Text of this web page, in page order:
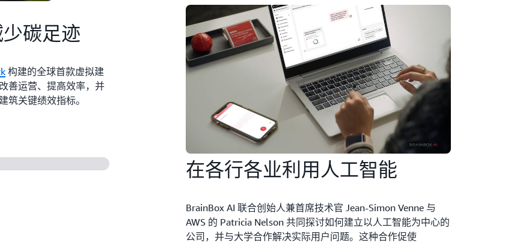
碳足迹
构建的全球首款虚拟建
善运营、提高效率，并
筑关键绩效指标。
在各行各业利用人工智能
BrainBox AI 联合创始人兼首席技术官 Jean-Simon Venne 与
AWS 的 Patricia Nelson 共同探讨如何建立以人工智能为中心的
公司，并与大学合作解决实际用户问题。这种合作促使